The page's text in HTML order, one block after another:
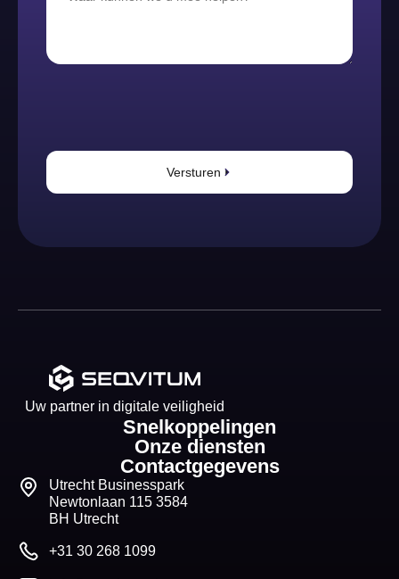
Versturen
Uw partner in digitale veiligheid
Snelkoppelingen
Onze diensten
Contactgegevens
Utrecht Businesspark
Newtonlaan 115 3584
BH Utrecht
+31 30 268 1099